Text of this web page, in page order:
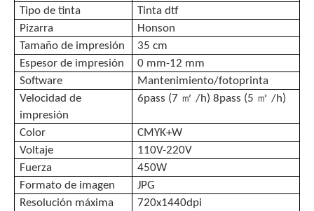
Tipo de tinta
Tinta dtf
Pizarra
Honson
Tamaño de impresión
35 cm
Espesor de impresión
0 mm-12 mm
Software
Mantenimiento/fotoprinta
Velocidad de
impresión
6pass (7 ㎡/h) 8pass (5 ㎡/h)
Color
CMYK+W
Voltaje
110V-220V
Fuerza
450W
Formato de imagen
JPG
Resolución máxima
720x1440dpi